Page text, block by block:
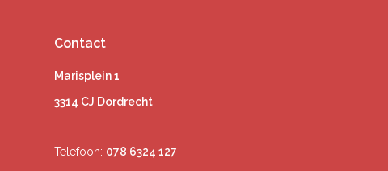
Contact
Marisplein 1
3314 CJ Dordrecht
Telefoon: 078 6324 127